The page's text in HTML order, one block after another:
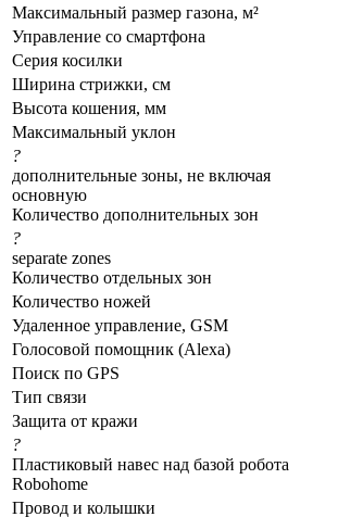
Максимальный размер газона, м²
Управление со смартфона
Серия косилки
Ширина стрижки, см
Высота кошения, мм
Максимальный уклон
?
дополнительные зоны, не включая
основную
Количество дополнительных зон
?
separate zones
Количество отдельных зон
Количество ножей
Удаленное управление, GSM
Голосовой помощник (Alexa)
Поиск по GPS
Тип связи
Защита от кражи
?
Пластиковый навес над базой робота
Robohome
Провод и колышки